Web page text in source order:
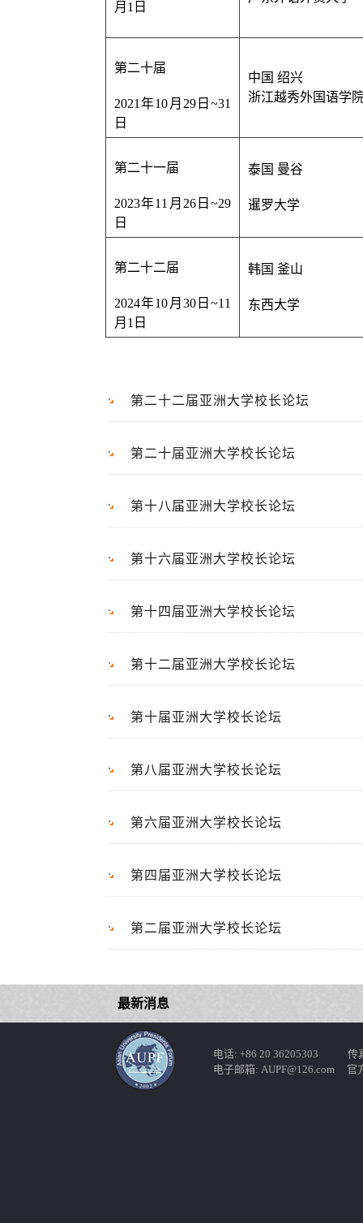
月1日
第二十届
2021年10月29日 ~31
日
中国 绍兴
浙江越秀外国语学
第二十一届
2023年11月26日 ~29
日
泰国 曼谷
暹罗大学
第二十二届
2024年10月30日 ~11
月1日
韩国 釜山
东西大学
第二十二届亚洲大学校长论坛
第二十届亚洲大学校长论坛
第十八届亚洲大学校长论坛
第十六届亚洲大学校长论坛
第十四届亚洲大学校长论坛
第十二届亚洲大学校长论坛
第十届亚洲大学校长论坛
第八届亚洲大学校长论坛
第六届亚洲大学校长论坛
第四届亚洲大学校长论坛
第二届亚洲大学校长论坛
最新消息
电话: +86 20 36205303 传真
电子邮箱: AUPF@126.com 官